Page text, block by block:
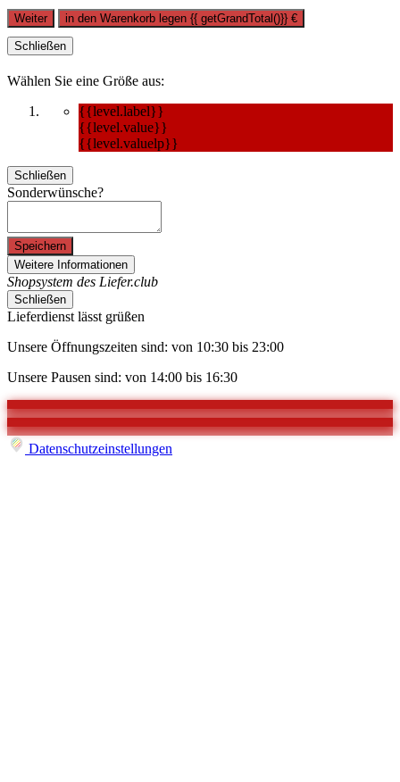
Weiter in den Warenkorb legen {{ getGrandTotal()}} €
Schließen
Wählen Sie eine Größe aus:
{{level.label}}
{{level.value}}
{{level.valuelp}}
Schließen
Sonderwünsche?
Speichern
Weitere Informationen
Shopsystem des Liefer.club
Schließen
Lieferdienst lässt grüßen
Unsere Öffnungszeiten sind: von 10:30 bis 23:00
Unsere Pausen sind: von 14:00 bis 16:30
Datenschutzeinstellungen